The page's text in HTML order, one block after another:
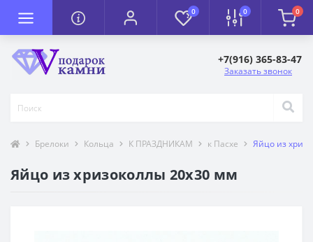
0 0 0
+7(916) 365-83-47
Заказать звонок
Брелоки Кольца К ПРАЗДНИКАМ к Пасхе Яйцо из
Яйцо из хризоколлы 20х30 мм